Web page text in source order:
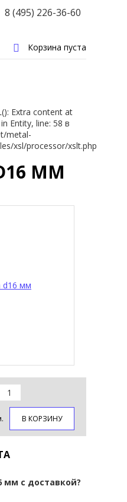
Extra content at
Entity, line: 58 в
metal-
xsl/processor/xslt.php
ММ
В КОРЗИНУ
мм с доставкой?
8 (495) 226-36-60
Корзина пуста